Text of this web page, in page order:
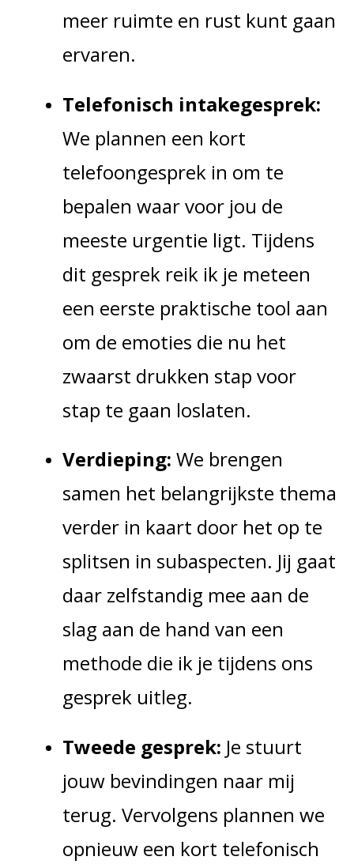
meer ruimte en rust kunt gaan
ervaren.
Telefonisch intakegesprek:
We plannen een kort
telefoongesprek in om te
bepalen waar voor jou de
meeste urgentie ligt. Tijdens
dit gesprek reik ik je meteen
een eerste praktische tool aan
om de emoties die nu het
zwaarst drukken stap voor
stap te gaan loslaten.
Verdieping: We brengen
samen het belangrijkste thema
verder in kaart door het op te
splitsen in subaspecten. Jij gaat
daar zelfstandig mee aan de
slag aan de hand van een
methode die ik je tijdens ons
gesprek uitleg.
Tweede gesprek: Je stuurt
jouw bevindingen naar mij
terug. Vervolgens plannen we
opnieuw een kort telefonisch